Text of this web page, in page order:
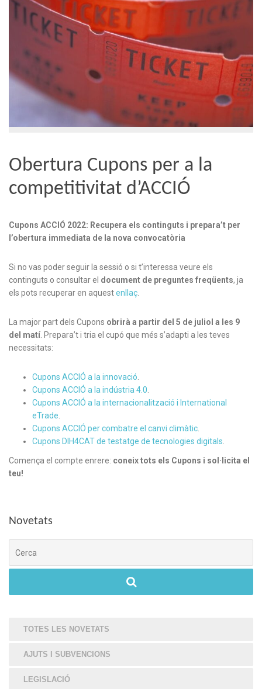
Obertura Cupons per a la
competitivitat d’ACCIÓ
Cupons ACCIÓ 2022: Recupera els continguts i prepara’t per
l’obertura immediata de la nova convocatòria
Si no vas poder seguir la sessió o si t’interessa veure els
continguts o consultar el document de preguntes freqüents, ja
els pots recuperar en aquestenllaç.
La major part dels Cupons obrirà a partir del 5 de juliol a les 9
del matí. Prepara’t i tria el cupó que més s’adapti a les teves
necessitats:
Cupons ACCIÓ a la innovació.
Cupons ACCIÓ a la indústria 4.0.
Cupons ACCIÓ a la internacionalització i International
eTrade.
Cupons ACCIÓ per combatre el canvi climàtic.
Cupons DIH4CAT de testatge de tecnologies digitals.
Comença el compte enrere: coneix tots els Cupons i sol·licita el
teu!
Novetats
TOTES LES NOVETATS
AJUTS I SUBVENCIONS
LEGISLACIÓ